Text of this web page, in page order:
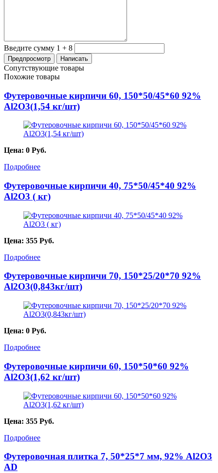
Введите сумму 1 + 8
Сопутствующие товары
Похожие товары
Футеровочные кирпичи 60, 150*50/45*60 92%
Al2O3(1,54 кг/шт)
Цена: 0 Руб.
Подробнее
Футеровочные кирпичи 40, 75*50/45*40 92%
Al2O3 ( кг)
Цена: 355 Руб.
Подробнее
Футеровочные кирпичи 70, 150*25/20*70 92%
Al2O3(0,843кг/шт)
Цена: 0 Руб.
Подробнее
Футеровочные кирпичи 60, 150*50*60 92%
Al2O3(1,62 кг/шт)
Цена: 355 Руб.
Подробнее
Футеровочная плитка 7, 50*25*7 мм, 92% Al2O3
AD